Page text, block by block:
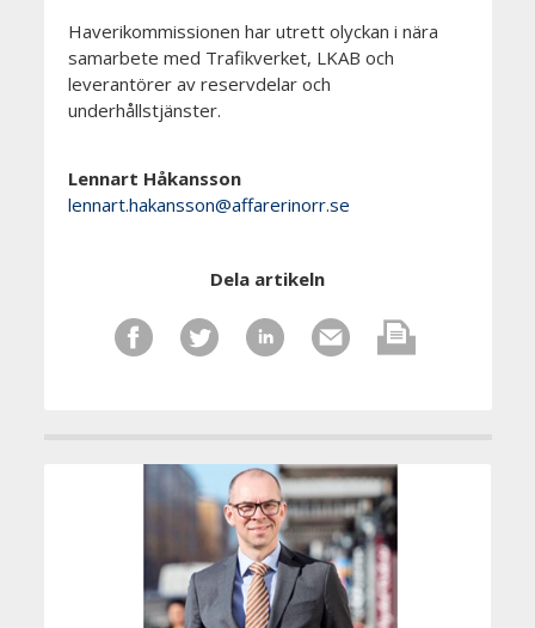
Haverikommissionen har utrett olyckan i nära
samarbete med Trafikverket, LKAB och
leverantörer av reservdelar och
underhållstjänster.
Lennart Håkansson
lennart.hakansson@affarerinorr.se
Dela artikeln